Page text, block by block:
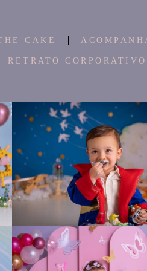
CAKE
RETRATO CORPORATIVO
667